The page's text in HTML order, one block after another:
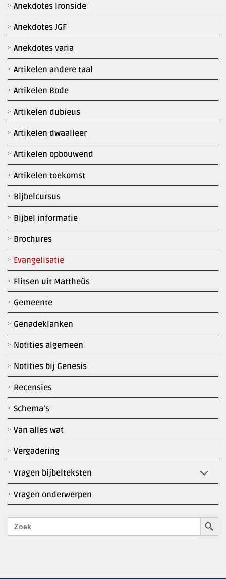
Anekdotes Ironside
Anekdotes JGF
Anekdotes varia
Artikelen andere taal
Artikelen Bode
Artikelen dubieus
Artikelen dwaalleer
Artikelen opbouwend
Artikelen toekomst
Bijbelcursus
Bijbel informatie
Brochures
Evangelisatie
Flitsen uit Mattheüs
Gemeente
Genadeklanken
Notities algemeen
Notities bij Genesis
Recensies
Schema’s
Van alles wat
Vergadering
Vragen bijbelteksten
Vragen onderwerpen
Zoek
naar: